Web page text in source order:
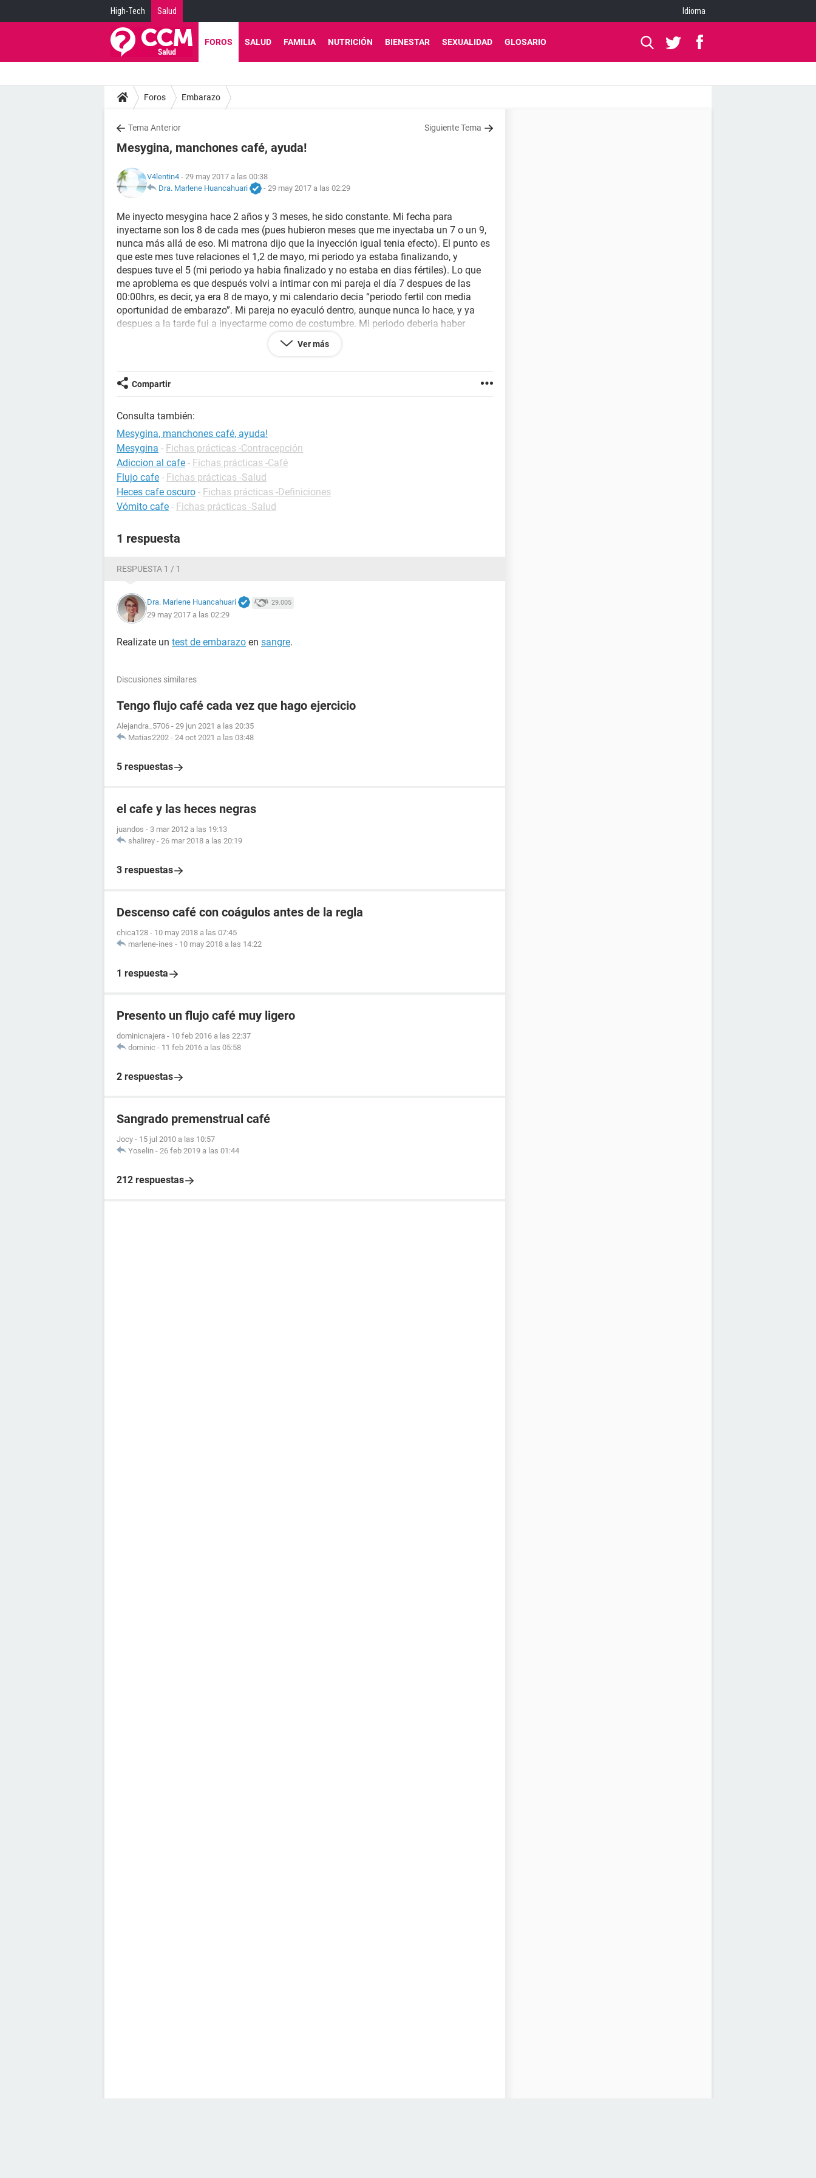
High-Tech Salud Idioma
FOROS SALUD FAMILIA NUTRICIÓN BIENESTAR SEXUALIDAD GLOSARIO
Foros Embarazo
Tema Anterior Siguiente Tema
Mesygina, manchones café, ayuda!
V4lentin4 - 29 may 2017 a las 00:38
Dra. Marlene Huancahuari
- 29 may 2017 a las 02:29
Me inyecto mesygina hace 2 años y 3 meses, he sido constante. Mi fecha para
inyectarne son los 8 de cada mes (pues hubieron meses que me inyectaba un 7 o un 9,
nunca más allá de eso. Mi matrona dijo que la inyección igual tenia efecto). El punto es
que este mes tuve relaciones el 1,2 de mayo, mi periodo ya estaba finalizando, y
despues tuve el 5 (mi periodo ya habia finalizado y no estaba en dias fértiles). Lo que
me aproblema es que después volvi a intimar con mi pareja el día 7 despues de las
00:00hrs, es decir, ya era 8 de mayo, y mi calendario decia “periodo fertil con media
oportunidad de embarazo”. Mi pareja no eyaculó dentro, aunque nunca lo hace, y ya
despues a la tarde fui a inyectarme como de costumbre. Mi periodo deberia haber
es que estoy asustada, varias opiniones de amigas que se inyectan me han dicho que
posible embarazo, también que puede ser un cambio hormonal, y que como yo he sido
constante estos años no debería de preocuparme ya que para quedar embarazada
respuestas, gracias.
Ver más
Compartir
Consulta también:
Mesygina, manchones café, ayuda!
Mesygina - Fichas prácticas -Contracepción
Adiccion al cafe - Fichas prácticas -Café
Flujo cafe - Fichas prácticas -Salud
Heces cafe oscuro - Fichas prácticas -Definiciones
Vómito cafe - Fichas prácticas -Salud
1 respuesta
RESPUESTA 1 / 1
Dra. Marlene Huancahuari 29.005
29 may 2017 a las 02:29
Realizate un test de embarazo en sangre.
Discusiones similares
Tengo flujo café cada vez que hago ejercicio
Alejandra_5706 - 29 jun 2021 a las 20:35
Matias2202 - 24 oct 2021 a las 03:48
5 respuestas
el cafe y las heces negras
juandos - 3 mar 2012 a las 19:13
shalirey - 26 mar 2018 a las 20:19
3 respuestas
Descenso café con coágulos antes de la regla
chica128 - 10 may 2018 a las 07:45
marlene-ines - 10 may 2018 a las 14:22
1 respuesta
Presento un flujo café muy ligero
dominicnajera - 10 feb 2016 a las 22:37
dominic - 11 feb 2016 a las 05:58
2 respuestas
Sangrado premenstrual café
Jocy - 15 jul 2010 a las 10:57
Yoselin - 26 feb 2019 a las 01:44
212 respuestas